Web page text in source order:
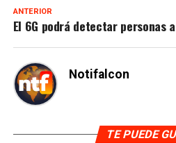
ANTERIOR
El 6G podrá detectar personas
Notifalcon
TE PUEDE